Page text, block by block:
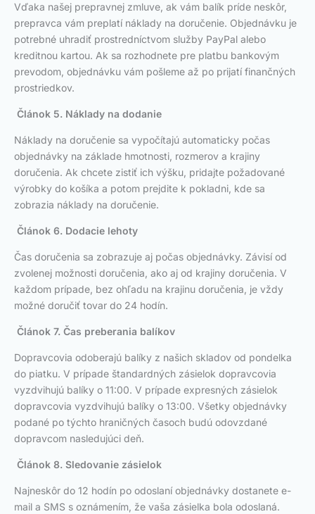
Vďaka našej prepravnej zmluve, ak vám balík príde neskôr,
prepravca vám preplatí náklady na doručenie. Objednávku je
potrebné uhradiť prostredníctvom služby PayPal alebo
kreditnou kartou. Ak sa rozhodnete pre platbu bankovým
prevodom, objednávku vám pošleme až po prijatí finančných
prostriedkov.
Článok 5. Náklady na dodanie
Náklady na doručenie sa vypočítajú automaticky počas
objednávky na základe hmotnosti, rozmerov a krajiny
doručenia. Ak chcete zistiť ich výšku, pridajte požadované
výrobky do košíka a potom prejdite k pokladni, kde sa
zobrazia náklady na doručenie.
Článok 6. Dodacie lehoty
Čas doručenia sa zobrazuje aj počas objednávky. Závisí od
zvolenej možnosti doručenia, ako aj od krajiny doručenia. V
každom prípade, bez ohľadu na krajinu doručenia, je vždy
možné doručiť tovar do 24 hodín.
Článok 7. Čas preberania balíkov
Dopravcovia odoberajú balíky z našich skladov od pondelka
do piatku. V prípade štandardných zásielok dopravcovia
vyzdvihujú balíky o 11:00. V prípade expresných zásielok
dopravcovia vyzdvihujú balíky o 13:00. Všetky objednávky
podané po týchto hraničných časoch budú odovzdané
dopravcom nasledujúci deň.
Článok 8. Sledovanie zásielok
Najneskôr do 12 hodín po odoslaní objednávky dostanete e-
mail a SMS s oznámením, že vaša zásielka bola odoslaná.